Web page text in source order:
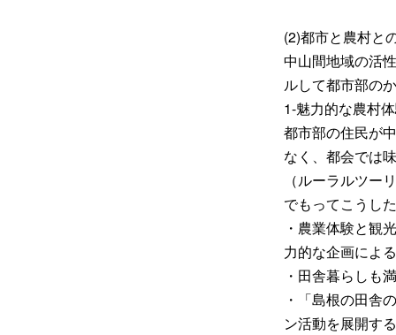
(2)都市と農村と
中山間地域の活
ルして都市部の
1-魅力的な農村
都市部の住民が
なく、都会では
（ルーラルツー
でもってこうし
・農業体験と観
力的な企画によ
・田舎暮らしも
・「島根の田舎
ン活動を展開す